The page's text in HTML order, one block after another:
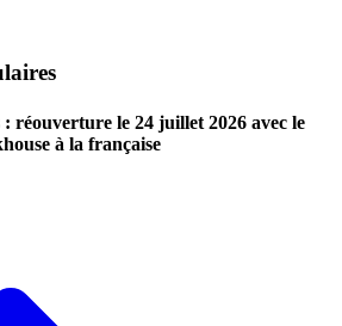
réouverture le 24 juillet 2026 avec le
à la française